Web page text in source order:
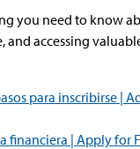
you need to know
and accessing
para inscribirse |
financiera | Apply for